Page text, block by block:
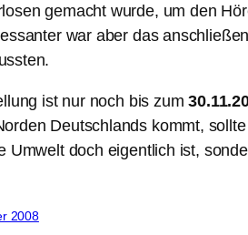
gemacht wurde, um den
war aber das
ist nur noch bis zum
Deutschlands kommt,
Umwelt doch eigentlich ist,
2008